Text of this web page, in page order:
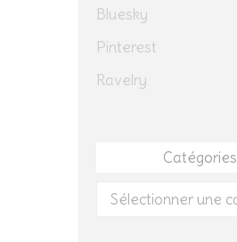
Bluesky
Pinterest
Ravelry
Catégories
Catégories